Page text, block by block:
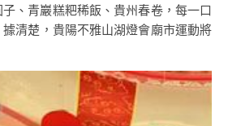
、青巖糕粑稀飯、貴州春卷，每一口
清楚，貴陽不雅山湖燈會廟市運動將